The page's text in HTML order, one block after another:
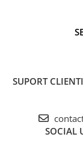
Unitatea
ventilator
dotare
SUPORT CLIENTI
SOCIAL